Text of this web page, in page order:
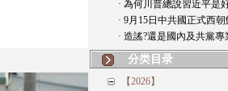
· 為何川普總說習近平是
· 9月15日中共國正式西
· 造謠?還是國內及共黨專
分类目录
【2026】